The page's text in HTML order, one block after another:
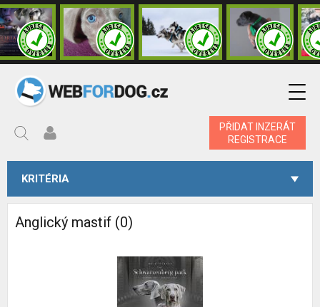
PŘIDAT INZERÁT
REGISTRACE
KRITÉRIA
Anglický mastif (0)